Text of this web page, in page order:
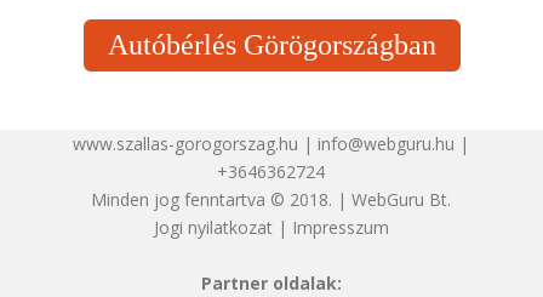
Autóbérlés Görögországban
www.szallas-gorogorszag.hu | info@webguru.hu |
+3646362724
Minden jog fenntartva © 2018. | WebGuru Bt.
Jogi nyilatkozat| Impresszum
Partner oldalak: